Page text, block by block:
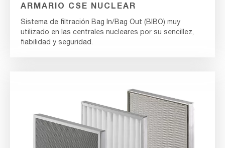
ARMARIO CSE NUCLEAR
Sistema de filtración Bag In/Bag Out (BIBO) muy
utilizado en las centrales nucleares por su sencillez,
fiabilidad y seguridad.